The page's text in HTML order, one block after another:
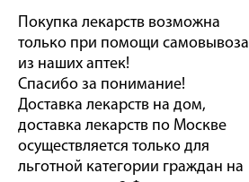
Покупка лекарств возможна
только при помощи самовывоза
из наших аптек!
Спасибо за понимание!
Доставка лекарств на дом,
доставка лекарств по Москве
осуществляется только для
льготной категории граждан на